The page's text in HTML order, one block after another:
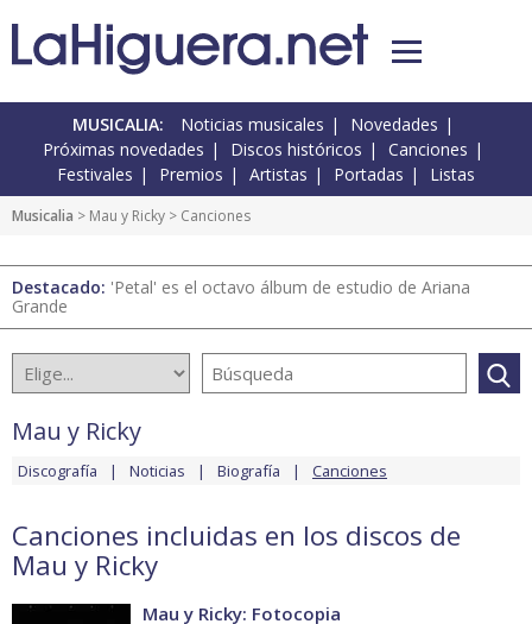
MUSICALIA: Noticias musicales
Novedades
Próximas novedades
Discos históricos
Canciones
Festivales
Premios Artistas Portadas Listas
Musicalia > Mau y Ricky > Canciones
Destacado: 'Petal' es el octavo álbum de estudio de Ariana
Grande
Mau y Ricky
Discografía Noticias Biografía Canciones
Canciones incluidas en los discos de
Mau y Ricky
Mau y Ricky: Fotocopia